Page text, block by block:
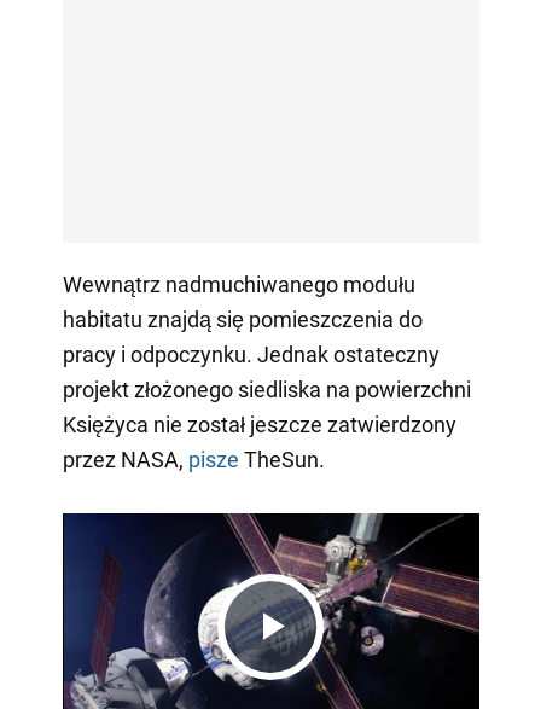
Wewnątrz nadmuchiwanego modułu
habitatu znajdą się pomieszczenia do
pracy i odpoczynku. Jednak ostateczny
projekt złożonego siedliska na powierzchni
Księżyca nie został jeszcze zatwierdzony
przez NASA, pisze TheSun.
Play